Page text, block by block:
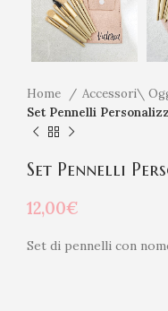
Home
Accessori\
Set Pennelli
Set Pennelli
12,00€
Set di pennelli con